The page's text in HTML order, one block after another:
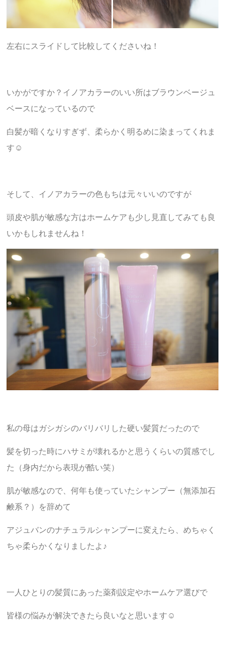
左右にスライドして比較してくださいね！
いかがですか？イノアカラーのいい所はブラウンベージュ
ベースになっているので
白髪が暗くなりすぎず、柔らかく明るめに染まってくれま
す☺︎
そして、イノアカラーの色もちは元々いいのですが
頭皮や肌が敏感な方はホームケアも少し見直してみても良
いかもしれませんね！
私の母はガシガシのバリバリした硬い髪質だったので
髪を切った時にハサミが壊れるかと思うくらいの質感でし
た（身内だから表現が酷い笑）
肌が敏感なので、何年も使っていたシャンプー（無添加石
鹸系？）を辞めて
アジュバンのナチュラルシャンプーに変えたら、めちゃく
ちゃ柔らかくなりましたよ♪
一人ひとりの髪質にあった薬剤設定やホームケア選びで
皆様の悩みが解決できたら良いなと思います☺︎